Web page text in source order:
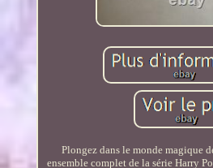
Plongez dans le monde magique
ensemble complet de la série Harry